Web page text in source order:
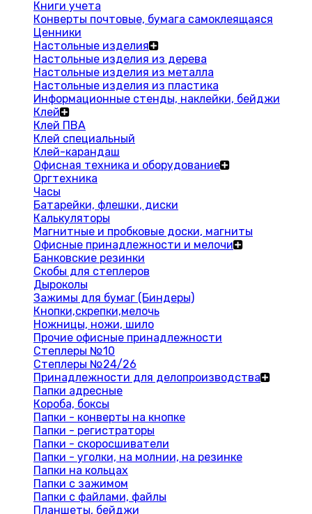
Книги учета
Конверты почтовые, бумага самоклеящаяся
Ценники
Настольные изделия
Настольные изделия из дерева
Настольные изделия из металла
Настольные изделия из пластика
Информационные стенды, наклейки, бейджи
Клей
Клей ПВА
Клей специальный
Клей-карандаш
Офисная техника и оборудование
Оргтехника
Часы
Батарейки, флешки, диски
Калькуляторы
Магнитные и пробковые доски, магниты
Офисные принадлежности и мелочи
Банковские резинки
Скобы для степлеров
Дыроколы
Зажимы для бумаг (Биндеры)
Кнопки,скрепки,мелочь
Ножницы, ножи, шило
Прочие офисные принадлежности
Степлеры №10
Степлеры №24/26
Принадлежности для делопроизводства
Папки адресные
Короба, боксы
Папки - конверты на кнопке
Папки - регистраторы
Папки - скоросшиватели
Папки - уголки, на молнии, на резинке
Папки на кольцах
Папки с зажимом
Папки с файлами, файлы
Планшеты, бейджи